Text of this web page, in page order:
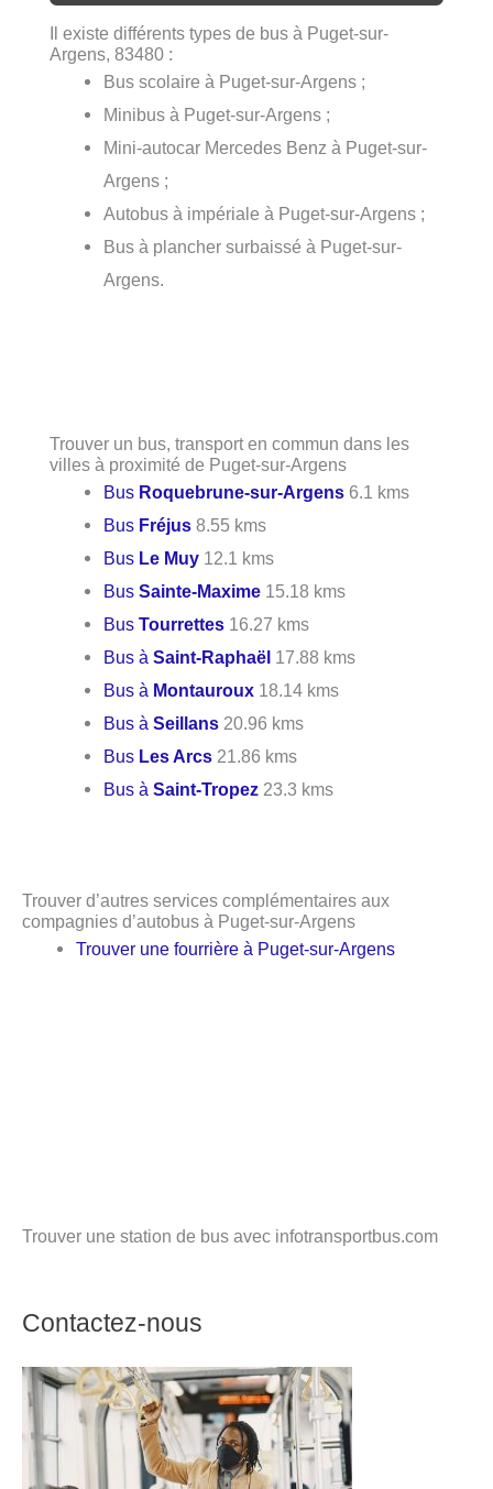
Il existe différents types de bus à Puget-sur-
Argens, 83480 :
Bus scolaire à Puget-sur-Argens ;
Minibus à Puget-sur-Argens ;
Mini-autocar Mercedes Benz à Puget-sur-
Argens ;
Autobus à impériale à Puget-sur-Argens ;
Bus à plancher surbaissé à Puget-sur-
Argens.
Trouver un bus, transport en commun dans les
villes à proximité de Puget-sur-Argens
Bus Roquebrune-sur-Argens 6.1 kms
Bus Fréjus 8.55 kms
Bus Le Muy 12.1 kms
BusSainte-Maxime 15.18 kms
BusTourrettes 16.27 kms
Bus àSaint-Raphaël 17.88 kms
Bus à Montauroux 18.14 kms
Bus àSeillans 20.96 kms
Bus Les Arcs 21.86 kms
Bus àSaint-Tropez 23.3 kms
Trouver d’autres services complémentaires aux
compagnies d’autobus à Puget-sur-Argens
Trouver une fourrière à Puget-sur-Argens
Trouver une station de bus avec infotransportbus.com
Contactez-nous